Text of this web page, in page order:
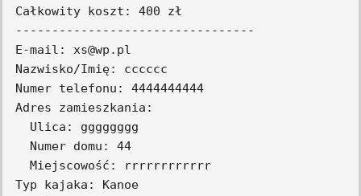
Całkowity koszt: 400 zł
---------------------------------
E-mail: xs@wp.pl
Nazwisko/Imię: cccccc
Numer telefonu: 4444444444
Adres zamieszkania:
  Ulica: gggggggg
  Numer domu: 44
  Miejscowość: rrrrrrrrrrrr
Typ kajaka: Kanoe